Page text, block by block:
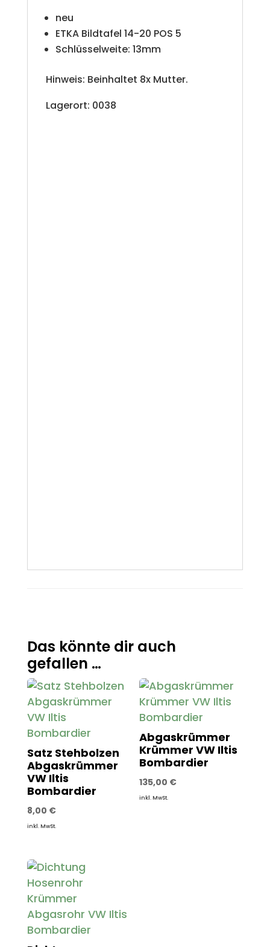
neu
ETKA Bildtafel 14-20 POS 5
Schlüsselweite: 13mm
Hinweis: Beinhaltet 8x Mutter.
Lagerort: 0038
Das könnte dir auch
gefallen …
Satz Stehbolzen
Abgaskrümmer
VW Iltis
Bombardier
8,00 €
inkl. MwSt.
Abgaskrümmer
Krümmer VW Iltis
Bombardier
135,00 €
inkl. MwSt.